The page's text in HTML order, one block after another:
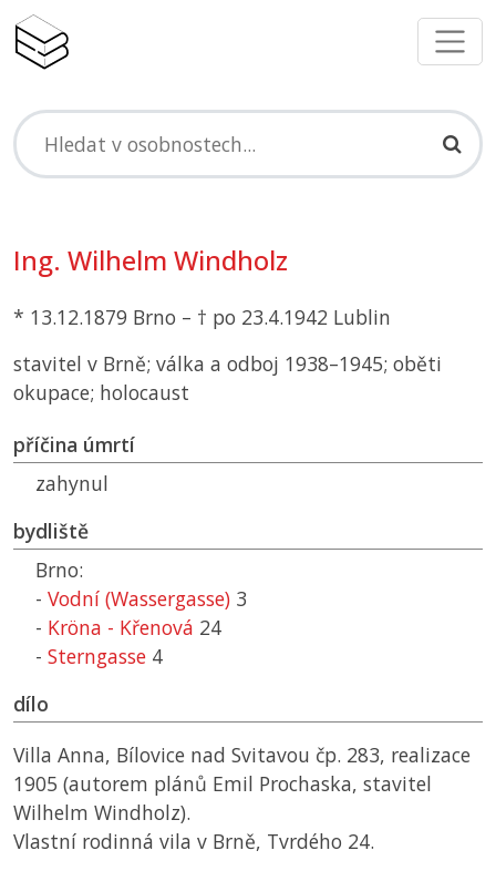
Ing. Wilhelm Windholz
* 13.12.1879 Brno – † po 23.4.1942 Lublin
stavitel v Brně; válka a odboj 1938–1945; oběti
okupace; holocaust
příčina úmrtí
zahynul
bydliště
Brno:
- Vodní (Wassergasse) 3
- Kröna - Křenová 24
- Sterngasse 4
dílo
Villa Anna, Bílovice nad Svitavou čp. 283, realizace
1905 (autorem plánů Emil Prochaska, stavitel
Wilhelm Windholz).
Vlastní rodinná vila v Brně, Tvrdého 24.